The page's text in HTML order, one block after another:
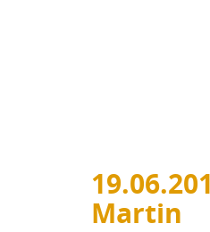
Martin